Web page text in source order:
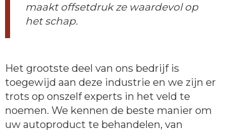
maakt offsetdruk ze waardevol op
het schap.
Het grootste deel van ons bedrijf is
toegewijd aan deze industrie en we zijn er
trots op onszelf experts in het veld te
noemen. We kennen de beste manier om
uw autoproduct te behandelen, van